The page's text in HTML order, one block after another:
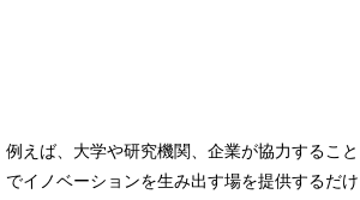
例えば、大学や研究機関、企業が協力すること
でイノベーションを生み出す場を提供するだけ